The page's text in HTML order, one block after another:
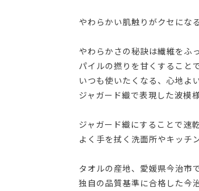
やわらかい肌触りがクセにな
やわらかさの秘訣は繊維をふ
パイルの撚りを甘くすること
いつも使いたくなる、心地よ
ジャガード織で表現した波模
ジャガード織にすることで速
よく手を拭く洗面所やキッチ
タオルの産地、愛媛県今治市
独自の品質基準に合格した今